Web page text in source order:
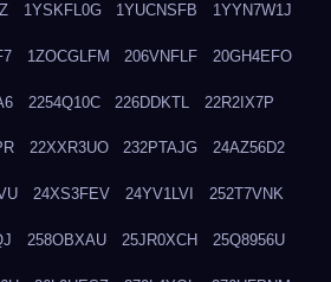
1YSKFL0G 1YUCNSFB 1YYN7W1J
1ZOCGLFM 206VNFLF 20GH4EFO
2254Q10C 226DDKTL 22R2IX7P
22XXR3UO 232PTAJG 24AZ56D2
24XS3FEV 24YV1LVI 252T7VNK
258OBXAU 25JR0XCH 25Q8956U